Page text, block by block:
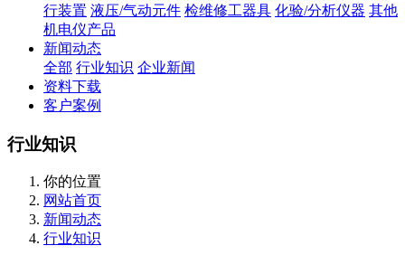
行装置 液压/气动元件 检维修工器具 化验/分析仪器 其他
机电仪产品
新闻动态
全部 行业知识 企业新闻
资料下载
客户案例
行业知识
你的位置
网站首页
新闻动态
行业知识